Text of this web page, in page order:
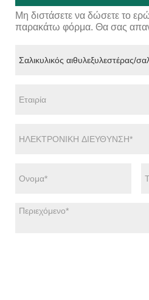
Μη διστάσετε να δώσετε το
παρακάτω φόρμα. Θα σας